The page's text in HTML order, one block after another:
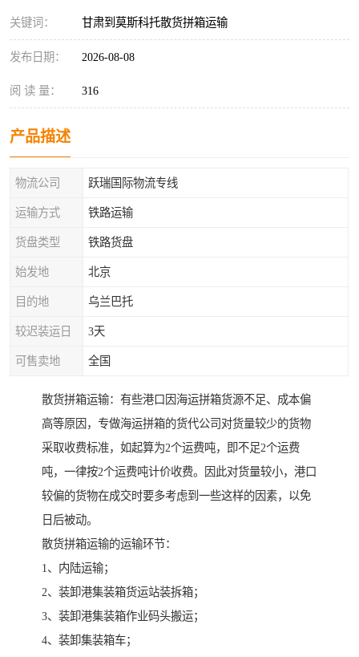
关键词： 甘肃到莫斯科托散货拼箱运输
发布日期： 2026-08-08
阅 读 量： 316
产品描述
物流公司 跃瑞国际物流专线
运输方式 铁路运输
货盘类型 铁路货盘
始发地 北京
目的地 乌兰巴托
较迟装运日 3天
可售卖地 全国
散货拼箱运输：有些港口因海运拼箱货源不足、成本偏
高等原因，专做海运拼箱的货代公司对货量较少的货物
采取收费标准，如起算为2个运费吨，即不足2个运费
吨，一律按2个运费吨计价收费。因此对货量较小，港口
较偏的货物在成交时要多考虑到一些这样的因素，以免
日后被动。
散货拼箱运输的运输环节：
1、内陆运输；
2、装卸港集装箱货运站装拆箱；
3、装卸港集装箱作业码头搬运；
4、装卸集装箱车；